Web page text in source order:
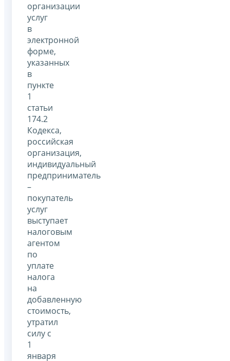
организации
услуг
в
электронной
форме,
указанных
в
пункте
1
статьи
174.2
Кодекса,
российская
организация,
индивидуальный
предприниматель
–
покупатель
услуг
выступает
налоговым
агентом
по
уплате
налога
на
добавленную
стоимость,
утратил
силу с
1
января